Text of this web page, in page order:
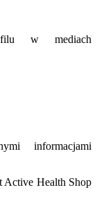
w mediach
informacjami
Health Shop